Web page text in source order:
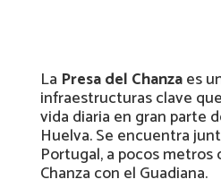
La Presa del Chanzaes
infraestructuras clave
vida diaria en gran parte
Huelva. Se encuentra
Portugal, a pocos metros
Chanza con el Guadiana.